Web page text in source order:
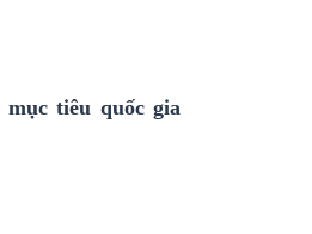
tiêu quốc gia